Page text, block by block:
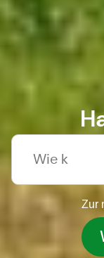
Zur